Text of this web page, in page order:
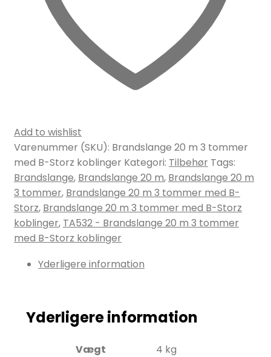
Add to wishlist
Varenummer (SKU): Brandslange 20 m 3 tommer
med B-Storz koblinger Kategori: Tilbehør Tags:
Brandslange, Brandslange 20 m, Brandslange 20 m
3 tommer, Brandslange 20 m 3 tommer med B-
Storz, Brandslange 20 m 3 tommer med B-Storz
koblinger, TA532 - Brandslange 20 m 3 tommer
med B-Storz koblinger
Yderligere information
Yderligere information
Vægt 4 kg